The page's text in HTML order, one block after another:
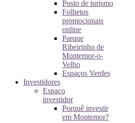
Posto de turismo
Folhetos
promocionais
online
Parque
Ribeirinho de
Montemor-o-
Velho
Espaços Verdes
Investidores
Espaço
investidor
Porquê investir
em Montemor?